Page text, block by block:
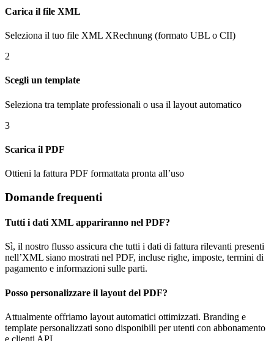
Carica il file XML
Seleziona il tuo file XML XRechnung (formato UBL o CII)
2
Scegli un template
Seleziona tra template professionali o usa il layout automatico
3
Scarica il PDF
Ottieni la fattura PDF formattata pronta all’uso
Domande frequenti
Tutti i dati XML appariranno nel PDF?
Sì, il nostro flusso assicura che tutti i dati di fattura rilevanti presenti
nell’XML siano mostrati nel PDF, incluse righe, imposte, termini di
pagamento e informazioni sulle parti.
Posso personalizzare il layout del PDF?
Attualmente offriamo layout automatici ottimizzati. Branding e
template personalizzati sono disponibili per utenti con abbonamento
e clienti API.